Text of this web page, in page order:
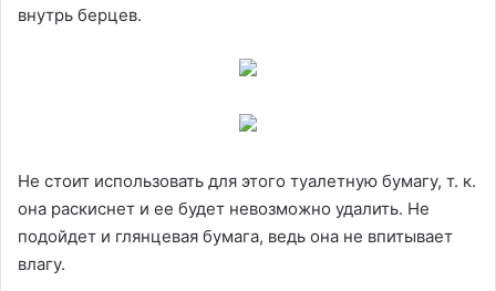
внутрь берцев.
Не стоит использовать для этого туалетную бумагу, т. к.
она раскиснет и ее будет невозможно удалить. Не
подойдет и глянцевая бумага, ведь она не впитывает
влагу.